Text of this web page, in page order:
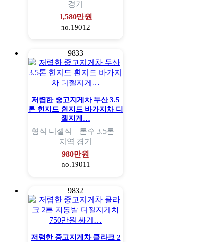
경기
1,580만원
no.19012
9833
저렴한 중고지게차 두산 3.5
톤 힌지드 흰지드 바가지차 디
젤지게…
형식 디젤식 | 톤수 3.5톤 |
지역 경기
980만원
no.19011
9832
저렴한 중고지게차 클라크 2